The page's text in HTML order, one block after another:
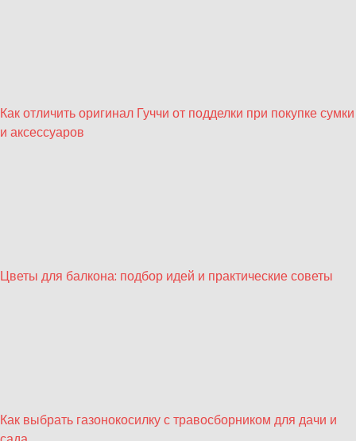
Как отличить оригинал Гуччи от подделки при покупке сумки
и аксессуаров
Цветы для балкона: подбор идей и практические советы
Как выбрать газонокосилку с травосборником для дачи и